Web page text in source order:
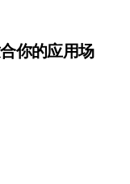
你的应用场